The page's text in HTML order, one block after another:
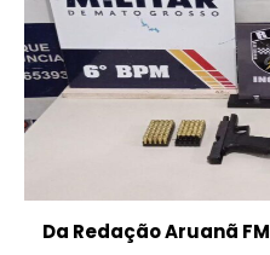
Da Redação Aruanã FM